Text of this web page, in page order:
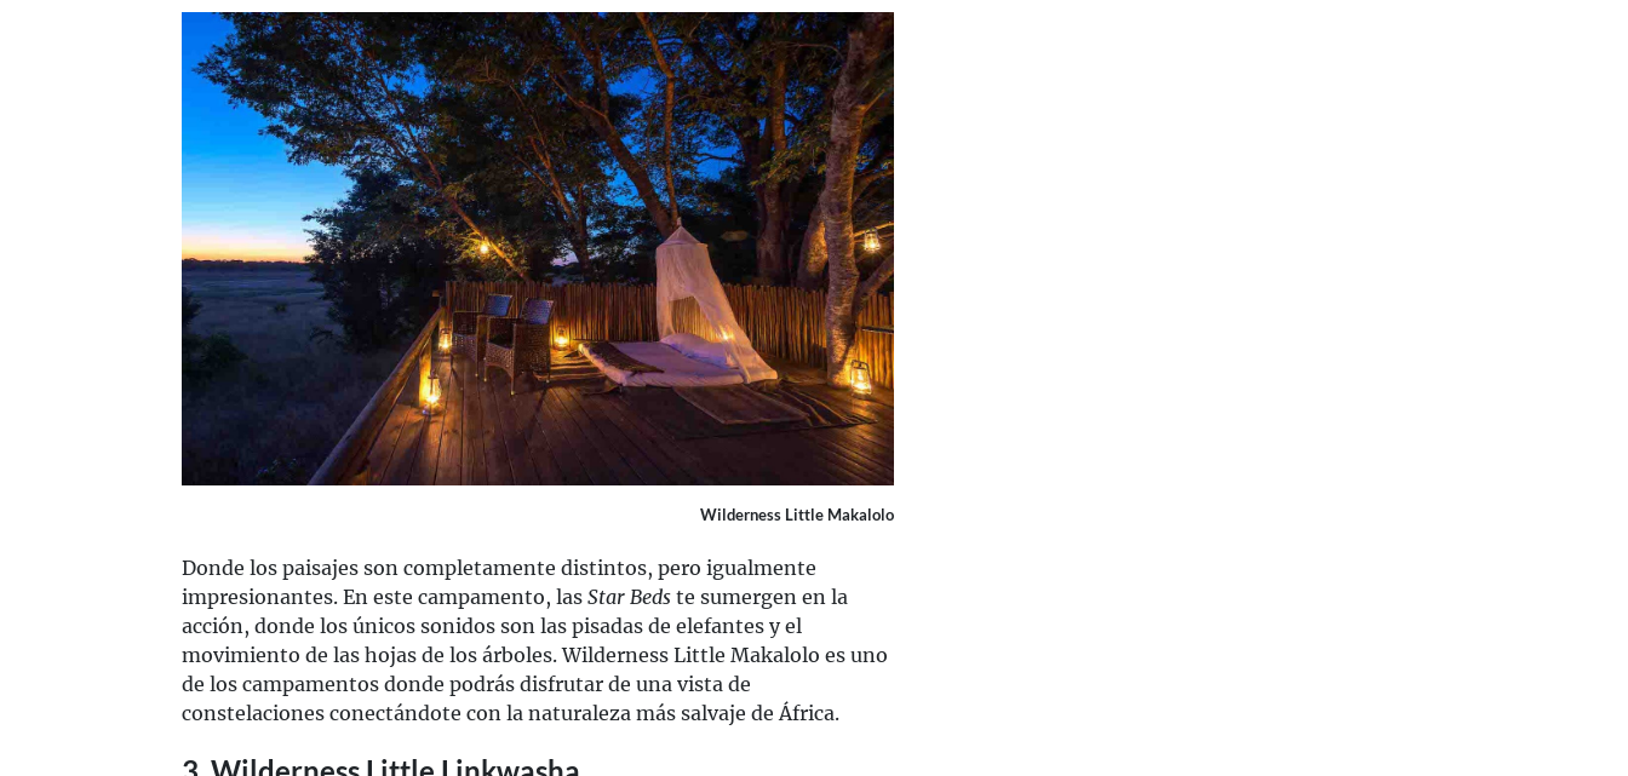
Wilderness Little Makalolo
Donde los paisajes son completamente distintos, pero igualmente
impresionantes. En este campamento, las Star Beds te sumergen en la
acción, donde los únicos sonidos son las pisadas de elefantes y el
movimiento de las hojas de los árboles. Wilderness Little Makalolo es uno
de los campamentos donde podrás disfrutar de una vista de
constelaciones conectándote con la naturaleza más salvaje de África.